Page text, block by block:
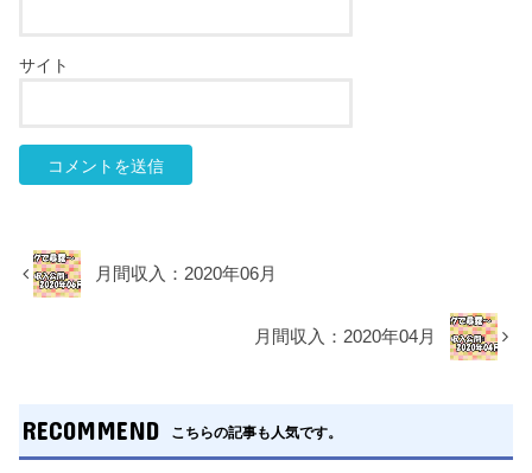
サイト
月間収入：2020年06月
月間収入：2020年04月
RECOMMEND こちらの記事も人気です。